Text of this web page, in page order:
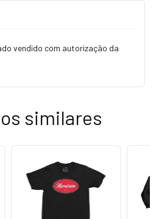
vendido com autorização da
similares